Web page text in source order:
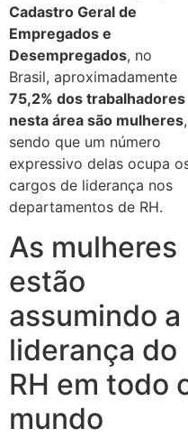
Cadastro Geral de
Empregados e
Desempregados, no
Brasil, aproximadamente
75,2% dos trabalhadores
nesta área são mulheres,
sendo que um número
expressivo delas ocupa
cargos de liderança nos
departamentos de RH.
As mulheres
estão
assumindo a
liderança do
RH em todo
mundo